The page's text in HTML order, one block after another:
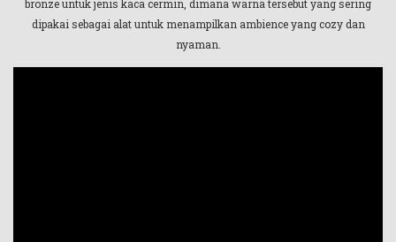
bronze untuk jenis kaca cermin, dimana warna tersebut yang sering
dipakai sebagai alat untuk menampilkan ambience yang cozy dan
nyaman.